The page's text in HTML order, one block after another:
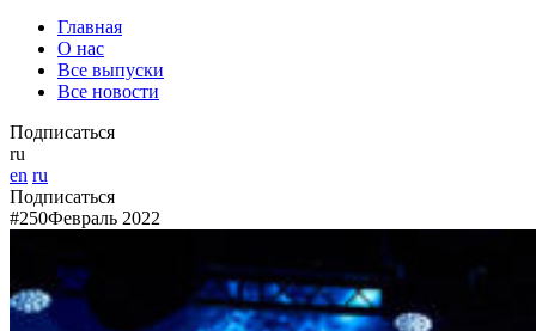
Главная
О нас
Все выпуски
Все новости
Подписаться
ru
en ru
Подписаться
#250Февраль 2022